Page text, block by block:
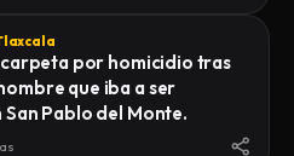
carpeta por homicidio tras
que iba a ser
San Pablo del Monte.